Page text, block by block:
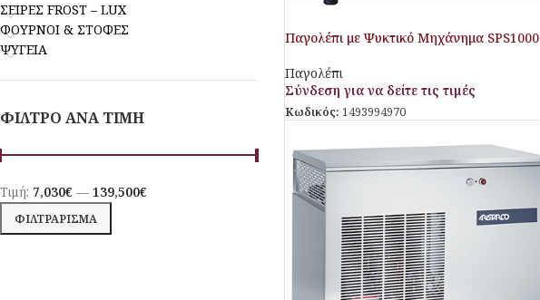
ΣΕΙΡΕΣ FROST – LUX
ΦΟΥΡΝΟΙ & ΣΤΟΦΕΣ
ΨΥΓΕΙΑ
ΦΙΛΤΡΟ ΑΝΑ ΤΙΜΗ
ΦΙΛΤΡΆΡΙΣΜΑ
Τιμή: 7,030€ — 139,500€
Παγολέπι με Ψυκτικό Μηχάνημα SPS1000
Παγολέπι
Σύνδεση για να δείτε τις τιμές
Κωδικός: 1493994970